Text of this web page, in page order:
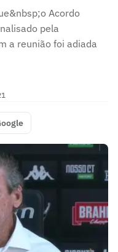
Acordo
pela
a reunião foi adiada